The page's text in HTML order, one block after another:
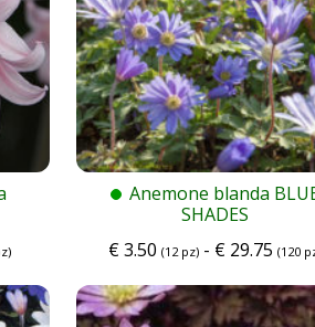
Anemone blanda
SHADES
€3.50 (12 pz)- €29.75 (120